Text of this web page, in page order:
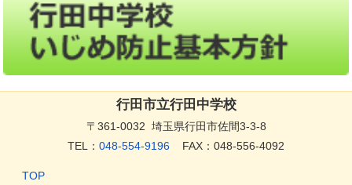
行田市立行田中学校
〒361-0032 埼玉県行田市佐間3-3-8
TEL： 048-554-9196 FAX：048-556-4092
TOP